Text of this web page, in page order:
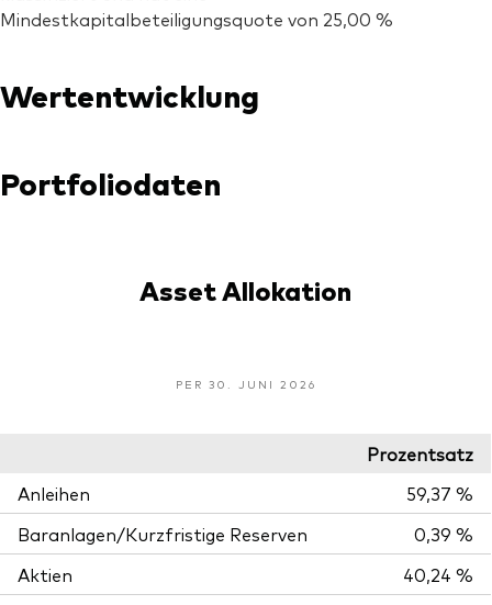
Mindestkapitalbeteiligungsquote von 25,00 %
Wertentwicklung
Portfoliodaten
Asset Allokation
PER 30. JUNI 2026
Prozentsatz
Anleihen
59,37 %
Baranlagen/Kurzfristige Reserven
0,39 %
Aktien
40,24 %